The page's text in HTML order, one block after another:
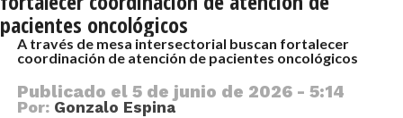
pacientes oncológicos
A través de mesa intersectorial buscan fortalecer
coordinación de atención de pacientes oncológicos
Publicado el 5 de junio de 2026 - 5:14
Por: Gonzalo Espina